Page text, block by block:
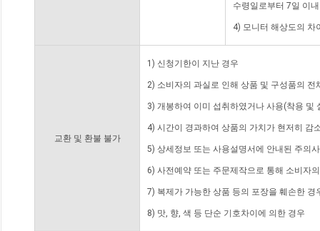
수령일로부터 7일 이
4) 모니터 해상도의 차
교환 및 환불 불가
1) 신청기한이 지난 경우
2) 소비자의 과실로 인해 상품 및 구성품의
3) 개봉하여 이미 섭취하였거나 사용(착용 및
4) 시간이 경과하여 상품의 가치가 현저히 감
5) 상세정보 또는 사용설명서에 안내된 주의
6) 사전예약 또는 주문제작으로 통해 소비자
7) 복제가 가능한 상품 등의 포장을 훼손한 경
8) 맛, 향, 색 등 단순 기호차이에 의한 경우